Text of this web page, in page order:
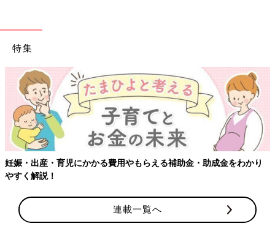
特集
妊娠・出産・育児にかかる費用やもらえる補助金・助成金をわかり
やすく解説！
連載一覧へ